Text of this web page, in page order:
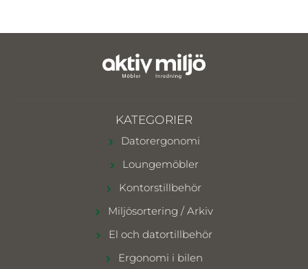
KATEGORIER
Datorergonomi
Loungemöbler
Kontorstillbehör
Miljösortering / Arkiv
El och datortillbehör
Ergonomi i bilen